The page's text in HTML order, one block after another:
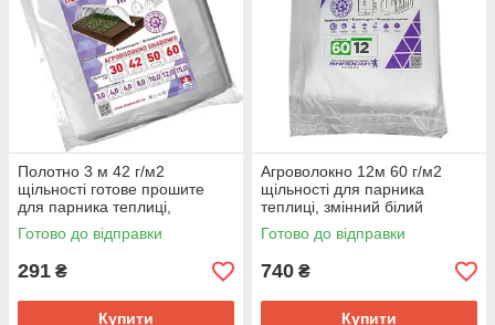
Полотно 3 м 42 г/м2
щільності готове прошите
для парника теплиці,
агроволокно
Готово до відправки
291 ₴
Купити
Агроволокно 12м 60 г/м2
щільності для парника
теплиці, змінний білий
прошитий спанбонд
Готово до відправки
740 ₴
Купити